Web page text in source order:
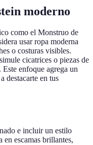
moderno
como el Monstruo de
usar ropa moderna
o costuras visibles.
cicatrices o piezas de
enfoque agrega un
destacarte en tus
e incluir un estilo
en escamas brillantes,